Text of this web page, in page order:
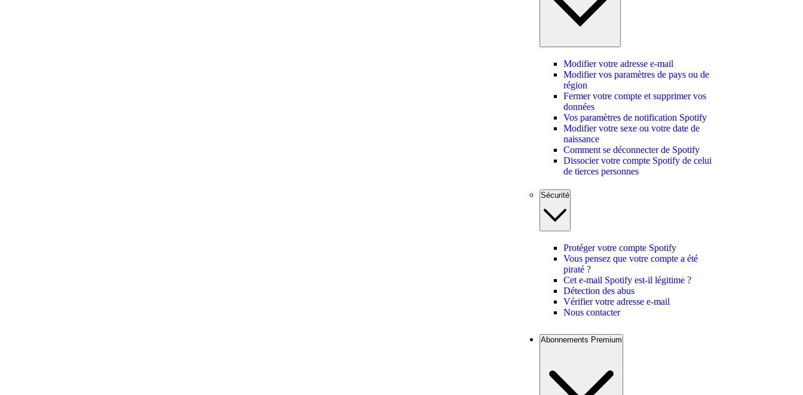
Modifier votre adresse e-mail
Modifier vos paramètres de pays ou de
région
Fermer votre compte et supprimer vos
données
Vos paramètres de notification Spotify
Modifier votre sexe ou votre date de
naissance
Comment se déconnecter de Spotify
Dissocier votre compte Spotify de celui
de tierces personnes
Sécurité
Protéger votre compte Spotify
Vous pensez que votre compte a été
piraté ?
Cet e-mail Spotify est-il légitime ?
Détection des abus
Vérifier votre adresse e-mail
Nous contacter
Abonnements Premium